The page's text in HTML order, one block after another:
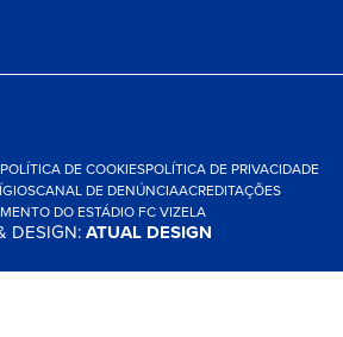
POLÍTICA DE COOKIESPOLÍTICA DE PRIVACIDADE
CANAL DE DENÚNCIAACREDITAÇÕES
DO ESTÁDIO FC VIZELA
DESIGN:ATUAL DESIGN